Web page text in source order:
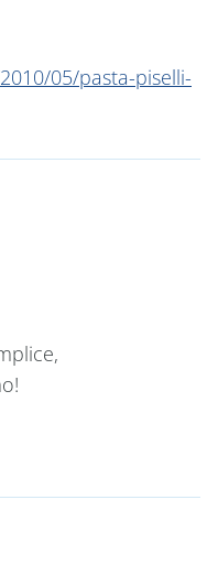
05/pasta-piselli-